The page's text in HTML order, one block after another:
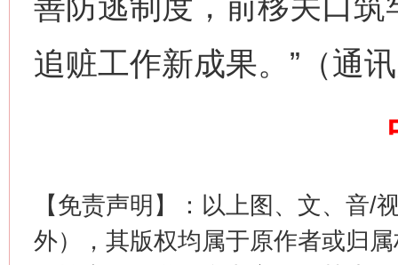
追赃工作新成果。”（通
【免责声明】：以上图、文、音/
外），其版权均属于原作者或归
这是一记警钟！ 谢
今